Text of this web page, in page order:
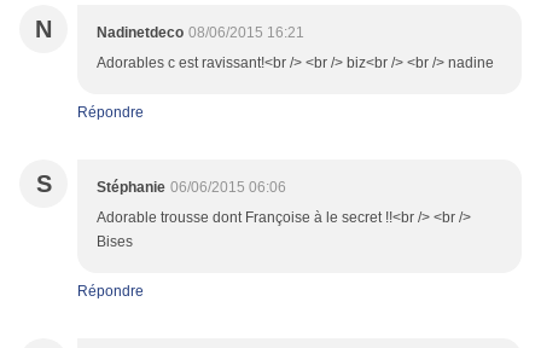
N Nadinetdeco 08/06/2015 16:21
Adorables c est ravissant!<br /> <br /> biz<br /> <br /> nadine
Répondre
S Stéphanie 06/06/2015 06:06
Adorable trousse dont Françoise à le secret !!<br /> <br />
Bises
Répondre